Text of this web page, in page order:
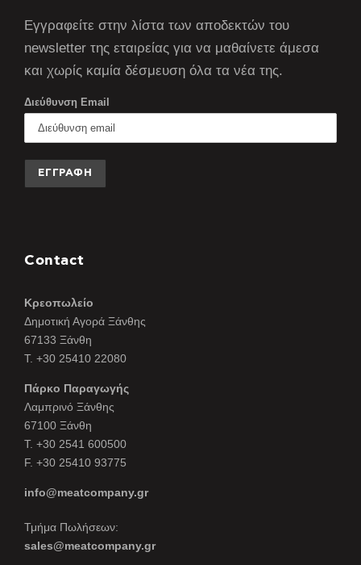
Εγγραφείτε στην λίστα των αποδεκτών του
newsletter της εταιρείας για να μαθαίνετε άμεσα
και χωρίς καμία δέσμευση όλα τα νέα της.
Διεύθυνση Email
Contact
Κρεοπωλείο
Δημοτική Αγορά Ξάνθης
67133 Ξάνθη
Τ. +30 25410 22080
Πάρκο Παραγωγής
Λαμπρινό Ξάνθης
67100 Ξάνθη
Τ. +30 2541 600500
F. +30 25410 93775
info@meatcompany.gr
Τμήμα Πωλήσεων:
sales@meatcompany.gr